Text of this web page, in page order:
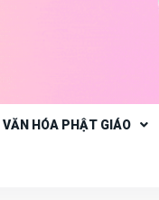
VĂN HÓA PHẬT GIÁO